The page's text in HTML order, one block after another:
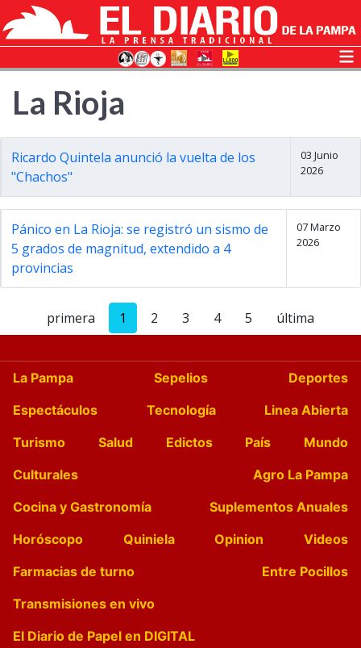
La Rioja
Ricardo Quintela anunció la vuelta de los
"Chachos"
03 Junio
2026
Pánico en La Rioja: se registró un sismo de
5 grados de magnitud, extendido a 4
provincias
07 Marzo
2026
primera 1 2 3 4 5 última
La Pampa Sepelios
Deportes
Espectáculos
Tecnología
Linea Abierta
Turismo
Salud Edictos País
Mundo
Culturales
Agro La Pampa
Cocina y Gastronomía
Suplementos Anuales
Horóscopo
Quiniela Opinion
Videos
Farmacias de turno
Entre Pocillos
Transmisiones en vivo
El Diario de Papel en DIGITAL